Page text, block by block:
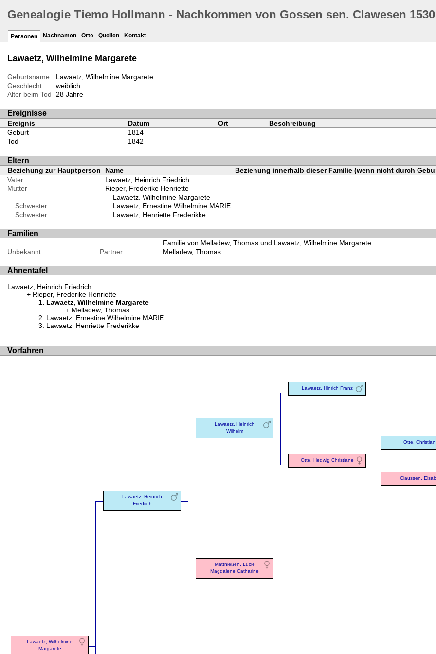
Genealogie Tiemo Hollmann - Nachkommen von Gossen sen. Clawesen 1530
Personen Nachnamen Orte Quellen Kontakt
Lawaetz, Wilhelmine Margarete
Geburtsname
Lawaetz, Wilhelmine Margarete
Geschlecht
weiblich
Alter beim Tod
28 Jahre
Ereignisse
Ereignis Datum Ort
Beschreibung
Geburt
1814
Tod
1842
Eltern
Beziehung zur Hauptperson Name
Beziehung innerhalb dieser Familie (wenn nicht durch
Vater
Lawaetz, Heinrich Friedrich
Mutter
Rieper, Frederike Henriette
Lawaetz, Wilhelmine Margarete
Schwester
Lawaetz, Ernestine Wilhelmine MARIE
Schwester
Lawaetz, Henriette Frederikke
Familien
Familie von Melladew, Thomas und Lawaetz, Wilhelmine Margarete
Unbekannt
Partner Melladew, Thomas
Ahnentafel
Lawaetz, Heinrich Friedrich
Rieper, Frederike Henriette
Lawaetz, Wilhelmine Margarete
Melladew, Thomas
Lawaetz, Ernestine Wilhelmine MARIE
Lawaetz, Henriette Frederikke
Vorfahren
Lawaetz, Wilhelmine
Margarete
Lawaetz, Heinrich
Friedrich
Lawaetz, Heinrich
Wilhelm
Lawaetz, Hinrich Franz
Otte, Hedwig Christiane
Otte, Christian
Claussen,
Matthießen, Lucie
Magdalene Catharine